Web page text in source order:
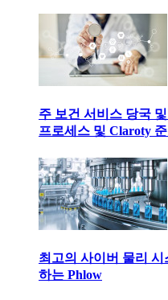
주 보건 서비스 당국
프로세스 및 Claroty
최고의 사이버 물리
하는 Phlow